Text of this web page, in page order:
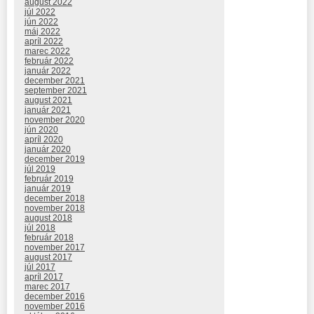
júl 2022
jún 2022
máj 2022
apríl 2022
marec 2022
február 2022
január 2022
december 2021
september 2021
august 2021
január 2021
november 2020
jún 2020
apríl 2020
január 2020
december 2019
júl 2019
február 2019
január 2019
december 2018
november 2018
august 2018
júl 2018
február 2018
november 2017
august 2017
júl 2017
apríl 2017
marec 2017
december 2016
november 2016